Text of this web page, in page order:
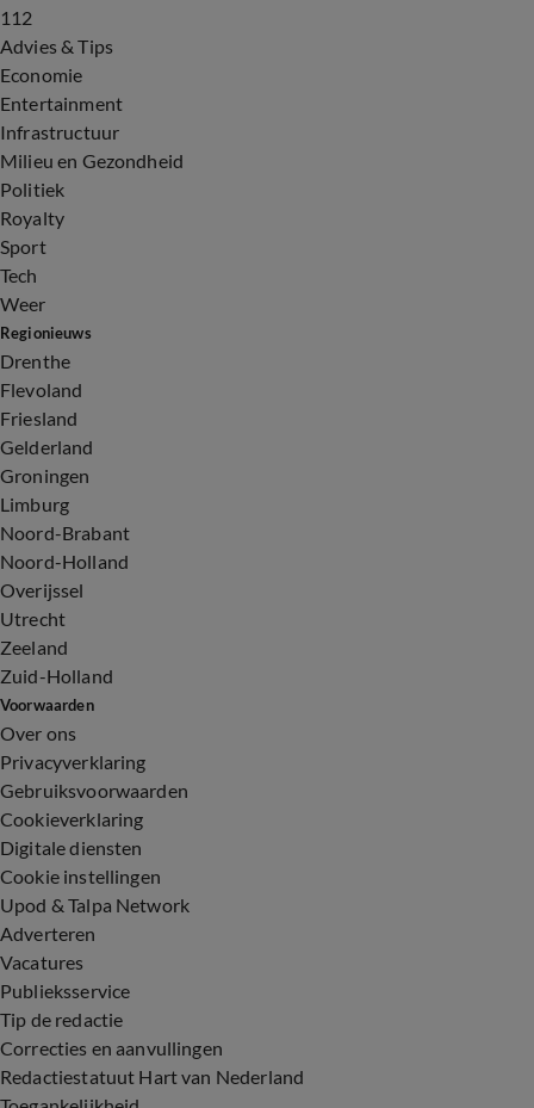
112
Advies & Tips
Economie
Entertainment
Infrastructuur
Milieu en Gezondheid
Politiek
Royalty
Sport
Tech
Weer
Regionieuws
Drenthe
Flevoland
Friesland
Gelderland
Groningen
Limburg
Noord-Brabant
Noord-Holland
Overijssel
Utrecht
Zeeland
Zuid-Holland
Voorwaarden
Over ons
Privacyverklaring
Gebruiksvoorwaarden
Cookieverklaring
Digitale diensten
Cookie instellingen
Upod & Talpa Network
Adverteren
Vacatures
Publieksservice
Tip de redactie
Correcties en aanvullingen
Redactiestatuut Hart van Nederland